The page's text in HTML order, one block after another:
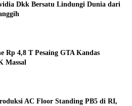
Dkk Bersatu Lindungi Dunia dari
Rp 4,8 T Pesaing GTA Kandas
Massal
AC Floor Standing PB5 di RI,